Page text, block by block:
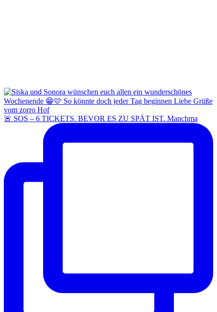
🚨 SOS – 6 TICKETS. BEVOR ES ZU SPÄT IST. Manchma